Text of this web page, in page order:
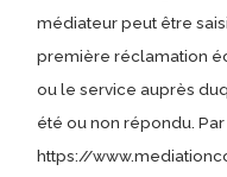
médiateur peut être
première réclamation
ou le service auprès
été ou non répondu. Par
https://